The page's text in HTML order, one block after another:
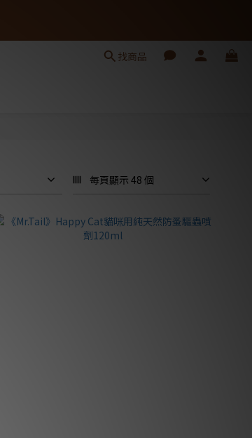
找商品
每頁顯示 48 個